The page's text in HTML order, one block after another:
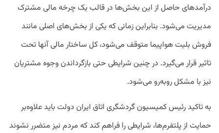
درآمدهای حاصل از این بخش‌ها در قالب یک چرخه مالی مشترک
مدیریت می‌شود. بنابراین زمانی که یکی از بخش‌های اصلی مانند
فروش بلیت هواپیما متوقف می‌شود، کل ساختار مالی آنها تحت
تاثیر قرار می‌گیرد. در چنین شرایطی حتی بازگرداندن وجوه مشتریان
نیز با مشکل روبه‌رو می‌شود.
به تاکید رئیس کمیسیون گردشگری اتاق ایران دولت باید علاوه‌بر
حمایت از پلتفرم‌ها، شرایطی را فراهم کند که مردم نیز متضرر نشوند